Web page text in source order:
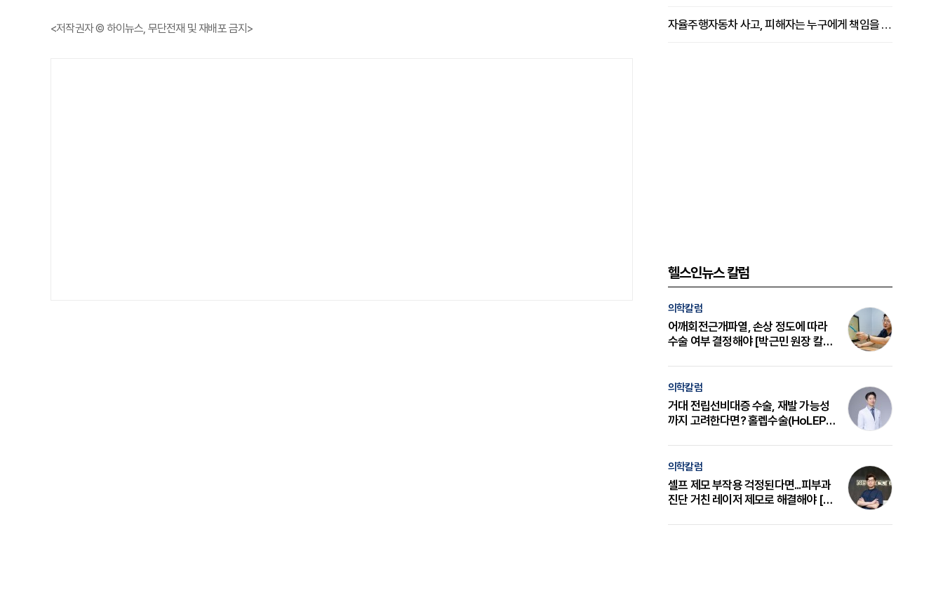
<저작권자 © 하이뉴스, 무단전재 및 재배포 금지> 자율주행자동차 사고, 피해자는 누구에게 책임을 물을 수 있을까
헬스인뉴스 칼럼
의학칼럼
어깨회전근개파열, 손상 정도에 따라
수술 여부 결정해야 [박근민 원장 칼
의학칼럼
거대 전립선비대증 수술, 재발 가능성
까지 고려한다면? 홀렙수술(HoLEP)
의학칼럼
셀프 제모 부작용 걱정된다면...피부과
진단 거친 레이저 제모로 해결해야 [변